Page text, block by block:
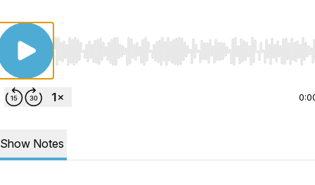
Use Left/Right to seek, Home/End to jump to start
Show Notes